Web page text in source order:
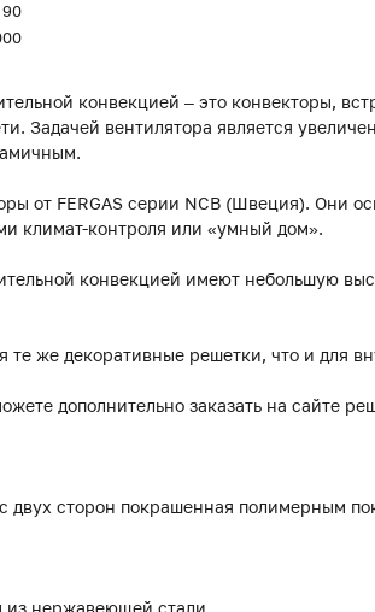
90
конвекцией – это конвекторы,
Задачей вентилятора является
от FERGAS серии NCB (Швеция). Они
климат-контроля или «умный дом».
конвекцией имеют небольшую
те же декоративные решетки, что и для
дополнительно заказать на сайте
двух сторон покрашенная полимерным
из нержавеющей стали.